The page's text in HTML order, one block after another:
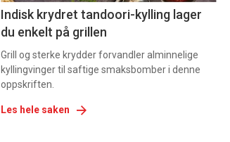
Indisk krydret tandoori-kylling lager
du enkelt på grillen
Grill og sterke krydder forvandler alminnelige
kyllingvinger til saftige smaksbomber i denne
oppskriften.
Les hele saken